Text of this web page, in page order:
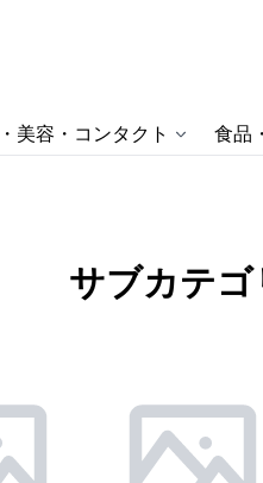
美容・コンタクト 食品
サブカテゴ